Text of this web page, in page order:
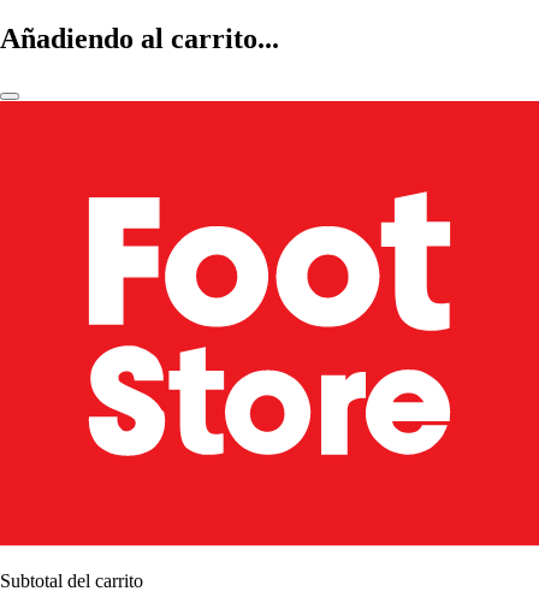
Añadiendo al carrito...
Subtotal del carrito